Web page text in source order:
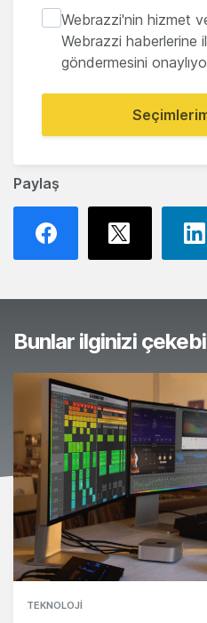
Paylaş
Webrazzi'nin hizmet
Webrazzi haberlerine
göndermesini
Bunlar ilginizi
TEKNOLOJI